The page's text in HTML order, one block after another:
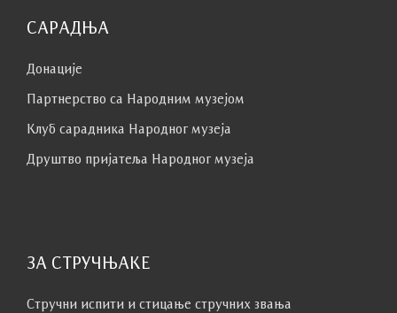
САРАДЊА
Донације
Партнерство са Народним музејoм
Клуб сaрaдникa Народног музеја
Друштво пријатеља Народног музеја
ЗА СТРУЧЊАКЕ
Стручни испити и стицање стручних звања